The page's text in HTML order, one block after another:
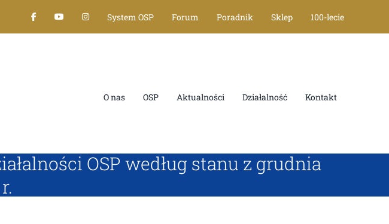
System OSP Forum Poradnik Sklep 100-lecie
O nas OSP Aktualności Działalność Kontakt
OSP według stanu z grudnia